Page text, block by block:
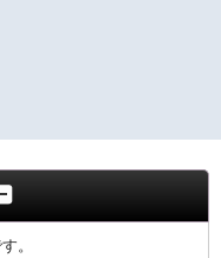
。